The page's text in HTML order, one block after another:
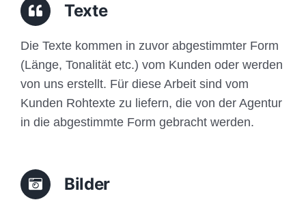
Texte
Die Texte kommen in zuvor abgestimmter Form
(Länge, Tonalität etc.) vom Kunden oder werden
von uns erstellt. Für diese Arbeit sind vom
Kunden Rohtexte zu liefern, die von der Agentur
in die abgestimmte Form gebracht werden.
Bilder